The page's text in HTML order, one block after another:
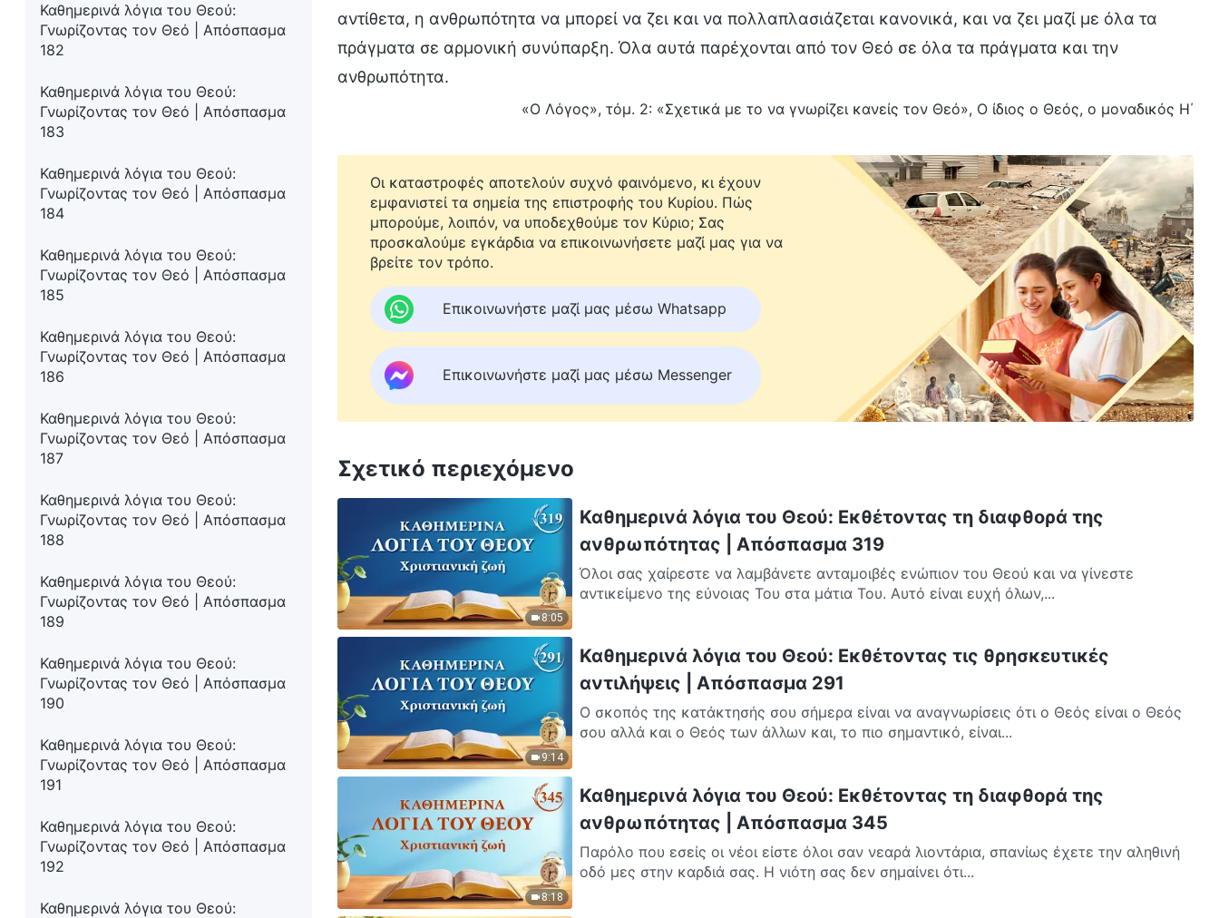
Καθημερινά λόγια του Θεού:
Γνωρίζοντας τον Θεό | Απόσπασμα
182
Καθημερινά λόγια του Θεού:
Γνωρίζοντας τον Θεό | Απόσπασμα
183
Καθημερινά λόγια του Θεού:
Γνωρίζοντας τον Θεό | Απόσπασμα
184
Καθημερινά λόγια του Θεού:
Γνωρίζοντας τον Θεό | Απόσπασμα
185
Καθημερινά λόγια του Θεού:
Γνωρίζοντας τον Θεό | Απόσπασμα
186
Καθημερινά λόγια του Θεού:
Γνωρίζοντας τον Θεό | Απόσπασμα
187
Καθημερινά λόγια του Θεού:
Γνωρίζοντας τον Θεό | Απόσπασμα
188
Καθημερινά λόγια του Θεού:
Γνωρίζοντας τον Θεό | Απόσπασμα
189
Καθημερινά λόγια του Θεού:
Γνωρίζοντας τον Θεό | Απόσπασμα
190
Καθημερινά λόγια του Θεού:
Γνωρίζοντας τον Θεό | Απόσπασμα
191
Καθημερινά λόγια του Θεού:
Γνωρίζοντας τον Θεό | Απόσπασμα
192
Καθημερινά λόγια του Θεού:
αντίθετα, η ανθρωπότητα να μπορεί να ζει και να πολλαπλασιάζεται κανονικά, και να ζει μαζί με όλα τα
πράγματα σε αρμονική συνύπαρξη. Όλα αυτά παρέχονται από τον Θεό σε όλα τα πράγματα και την
ανθρωπότητα.
«Ο Λόγος», τόμ. 2: «Σχετικά με το να γνωρίζει κανείς τον Θεό», Ο ίδιος ο Θεός, ο μοναδικός Η΄
Οι καταστροφές αποτελούν συχνό φαινόμενο, κι έχουν
εμφανιστεί τα σημεία της επιστροφής του Κυρίου. Πώς
μπορούμε, λοιπόν, να υποδεχθούμε τον Κύριο; Σας
προσκαλούμε εγκάρδια να επικοινωνήσετε μαζί μας για να
βρείτε τον τρόπο.
Επικοινωνήστε μαζί μας μέσω Whatsapp
Επικοινωνήστε μαζί μας μέσω Messenger
Σχετικό περιεχόμενο
8:05
Καθημερινά λόγια του Θεού: Εκθέτοντας τη διαφθορά της
ανθρωπότητας | Απόσπασμα 319
Όλοι σας χαίρεστε να λαμβάνετε ανταμοιβές ενώπιον του Θεού και να γίνεστε
αντικείμενο της εύνοιας Του στα μάτια Του. Αυτό είναι ευχή όλων,...
9:14
Καθημερινά λόγια του Θεού: Εκθέτοντας τις θρησκευτικές
αντιλήψεις | Απόσπασμα 291
Ο σκοπός της κατάκτησής σου σήμερα είναι να αναγνωρίσεις ότι ο Θεός είναι ο Θεός
σου αλλά και ο Θεός των άλλων και, το πιο σημαντικό, είναι...
8:18
Καθημερινά λόγια του Θεού: Εκθέτοντας τη διαφθορά της
ανθρωπότητας | Απόσπασμα 345
Παρόλο που εσείς οι νέοι είστε όλοι σαν νεαρά λιοντάρια, σπανίως έχετε την αληθινή
οδό μες στην καρδιά σας. Η νιότη σας δεν σημαίνει ότι...